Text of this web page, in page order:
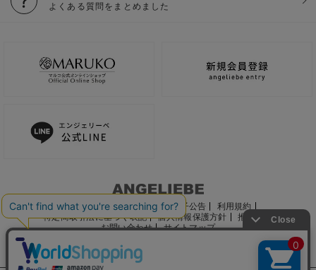
よくある質問をまとめました
ご利用ガイド 会社概要 電子公告
利用規約
特定商取引法に基づく表記
個人情報保護方針
推奨環境
お問い合わせ
サイトマップ